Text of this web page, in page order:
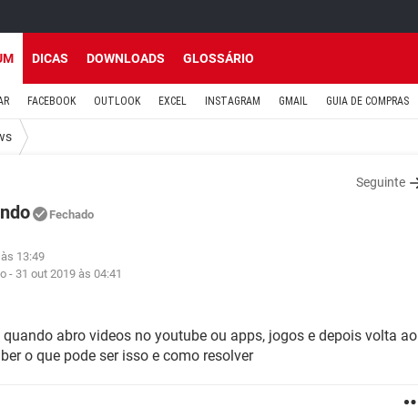
DICAS DOWNLOADS GLOSSÁRIO
FACEBOOK OUTLOOK EXCEL INSTAGRAM GMAIL GUIA DE COMPRAS
Seguinte
Fechado
13:49
- 31 out 2019 às 04:41
abro videos no youtube ou apps, jogos e depois volta ao
o que pode ser isso e como resolver